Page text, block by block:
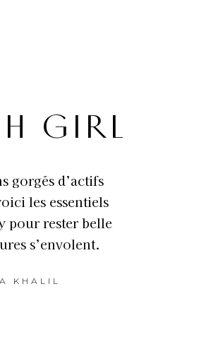
GIRL
gorgés d’actifs
les essentiels
pour rester belle
s’envolent.
KHALIL